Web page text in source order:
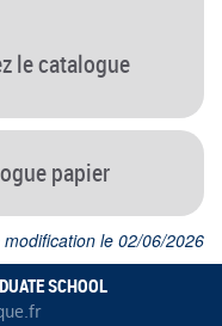
le catalogue
papier
le 02/06/2026
SCHOOL